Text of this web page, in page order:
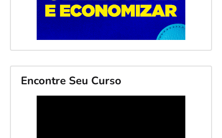
Encontre Seu Curso